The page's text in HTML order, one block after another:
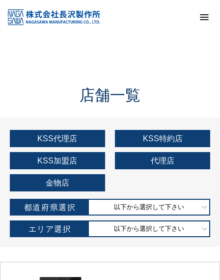
KSS加盟店・取扱店情報
店舗一覧
店舗一覧
KSS代理店 KSS特約店
KSS加盟店 代理店
金物店
都道府県選択 以下から選択して下さい
エリア選択 以下から選択して下さい